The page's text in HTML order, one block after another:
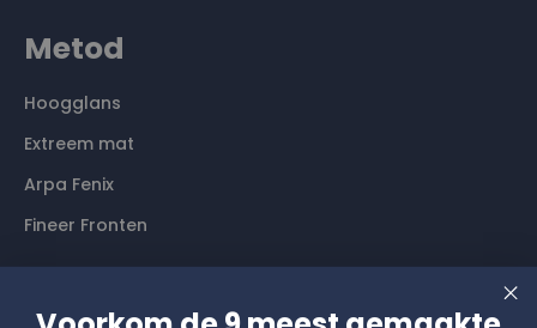
Metod
Hoogglans
Extreem mat
Arpa Fenix
Fineer Fronten
Contact